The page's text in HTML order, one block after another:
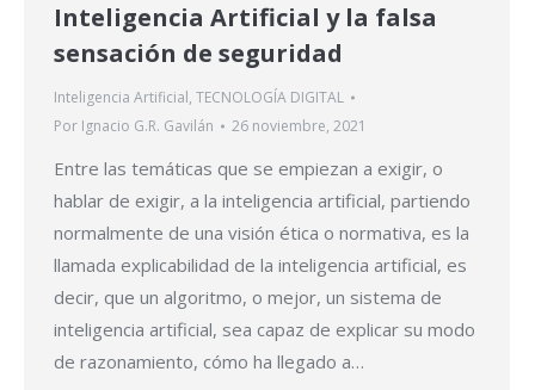
Inteligencia Artificial y la falsa
sensación de seguridad
Inteligencia Artificial, TECNOLOGÍA DIGITAL
Por Ignacio G.R. Gavilán 26 noviembre, 2021
Entre las temáticas que se empiezan a exigir, o
hablar de exigir, a la inteligencia artificial, partiendo
normalmente de una visión ética o normativa, es la
llamada explicabilidad de la inteligencia artificial, es
decir, que un algoritmo, o mejor, un sistema de
inteligencia artificial, sea capaz de explicar su modo
de razonamiento, cómo ha llegado a…